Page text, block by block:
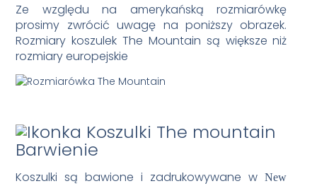
Ze względu na amerykańską rozmiarówkę
prosimy zwrócić uwagę na poniższy obrazek.
Rozmiary koszulek The Mountain są większe niż
rozmiary europejskie
Barwienie
Koszulki są bawione i zadrukowywane wNew